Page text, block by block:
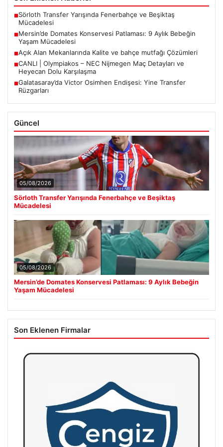
■Sörloth Transfer Yarışında Fenerbahçe ve Beşiktaş
Mücadelesi
■Mersin’de Domates Konservesi Patlaması: 9 Aylık Bebeğin
Yaşam Mücadelesi
■Açık Alan Mekanlarında Kalite ve bahçe mutfağı Çözümleri
■CANLI | Olympiakos – NEC Nijmegen Maç Detayları ve
Heyecan Dolu Karşılaşma
■Galatasaray’da Victor Osimhen Endişesi: Yine Transfer
Rüzgarları
Güncel
05/08/2026
Sörloth Transfer Yarışında Fenerbahçe ve Beşiktaş
Mücadelesi
05/08/2026
Mersin’de Domates Konservesi Patlaması: 9 Aylık Bebeğin
Yaşam Mücadelesi
Son Eklenen Firmalar